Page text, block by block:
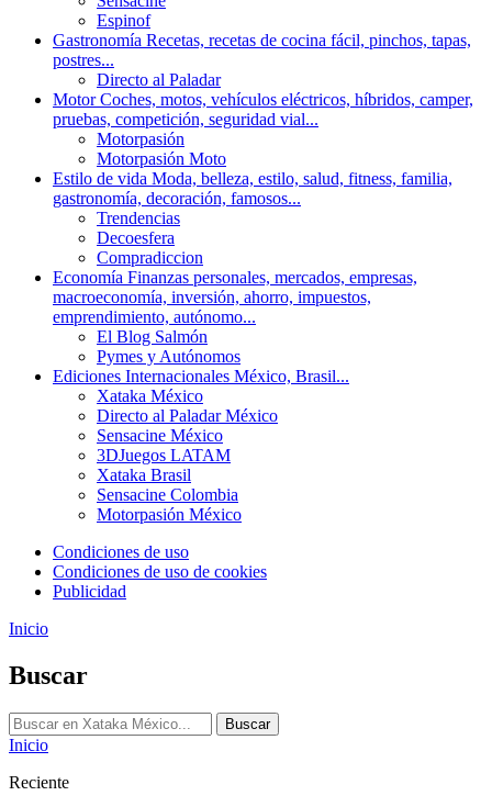
Espinof
Gastronomía Recetas, recetas de cocina fácil, pinchos, tapas,
postres...
Directo al Paladar
MotorCoches, motos, vehículos eléctricos, híbridos, camper,
pruebas, competición, seguridad vial...
Motorpasión
Motorpasión Moto
Estilo de vida Moda, belleza, estilo, salud, fitness, familia,
gastronomía, decoración, famosos...
Trendencias
Decoesfera
Compradiccion
Economía Finanzas personales, mercados, empresas,
macroeconomía, inversión, ahorro, impuestos,
emprendimiento, autónomo...
El Blog Salmón
Pymes y Autónomos
Ediciones Internacionales México, Brasil...
Xataka México
Directo al Paladar México
Sensacine México
3DJuegos LATAM
Xataka Brasil
Sensacine Colombia
Motorpasión México
Condiciones de uso
Condiciones de uso de cookies
Publicidad
Inicio
Buscar
Buscar
Inicio
Reciente